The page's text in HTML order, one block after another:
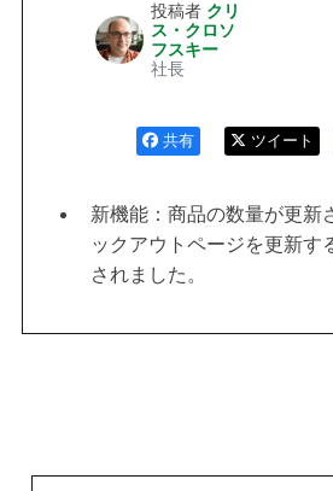
投稿者 クリ
ス・クロソ
フスキー
社長
共有 ツイート
新機能：商品の数量が更新
ックアウトページを更新す
されました。